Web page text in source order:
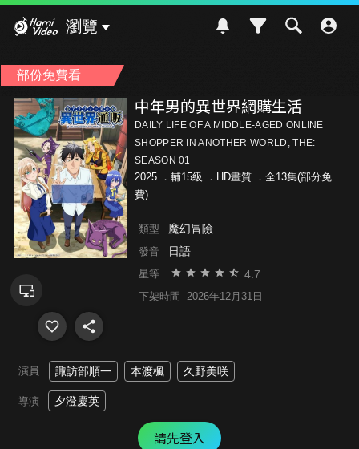
瀏覽
部份免費看
中年男的異世界網購生活
DAILY LIFE OF A MIDDLE-AGED ONLINE
SHOPPER IN ANOTHER WORLD, THE:
SEASON 01
2025 ． 輔15級
．HD畫質 ．全13集(部分免
費)
類型 魔幻冒險
發音 日語
星等 4.7
下架時間 2026年12月31日
演員 諏訪部順一 本渡楓 久野美咲
導演 夕澄慶英
請先登入